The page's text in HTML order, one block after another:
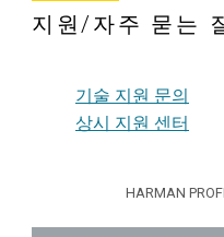
지원/자주 묻는
기술 지원 문의
상시 지원 센터
HARMAN